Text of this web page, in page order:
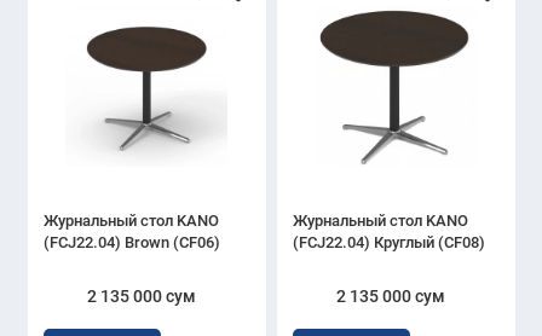
Журнальный стол KANO
(FCJ22.04) Brown (CF06)
2 135 000 сум
Журнальный стол KANO
(FCJ22.04) Круглый (CF08)
2 135 000 сум